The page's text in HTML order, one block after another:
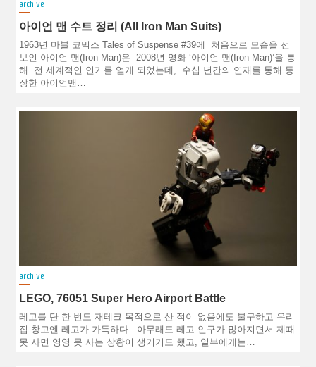
archive
아이언 맨 수트 정리 (All Iron Man Suits)
1963년 마블 코믹스 Tales of Suspense #39에 처음으로 모습을 선
보인 아이언 맨(Iron Man)은 2008년 영화 ‘아이언 맨(Iron Man)’을 통
해 전 세계적인 인기를 얻게 되었는데, 수십 년간의 연재를 통해 등
장한 아이언맨…
archive
LEGO, 76051 Super Hero Airport Battle
레고를 단 한 번도 재테크 목적으로 산 적이 없음에도 불구하고 우리
집 창고엔 레고가 가득하다. 아무래도 레고 인구가 많아지면서 제때
못 사면 영영 못 사는 상황이 생기기도 했고, 일부에게는…